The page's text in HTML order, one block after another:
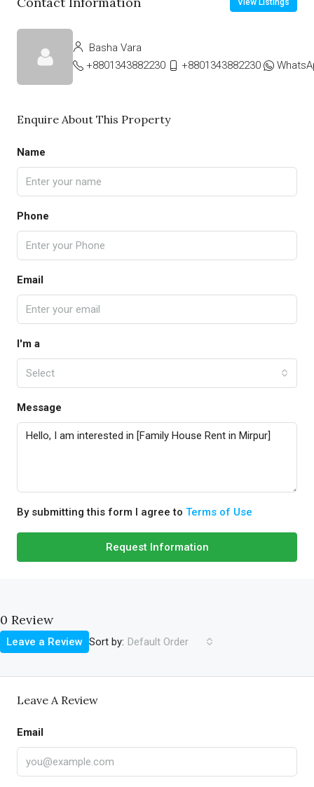
View Listings
Basha Vara
+8801343882230
+8801343882230
Enquire About This Property
Name
Phone
Email
I'm a
Select
Message
By submitting this form I agree to Terms of Use
Request Information
0 Review
Sort by: Default Order
Leave a Review
Leave A Review
Email